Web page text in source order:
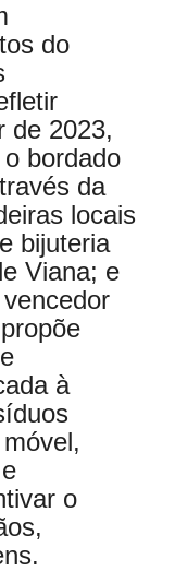
do
de 2023,
bordado
da
locais
bijuteria
Viana; e
à
o